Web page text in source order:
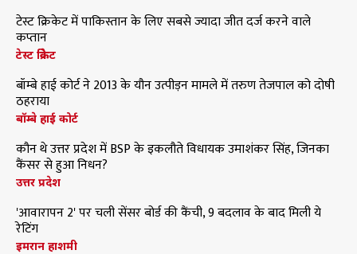
टेस्ट क्रिकेट में पाकिस्तान के लिए सबसे ज्यादा जीत दर्ज करने वाले
कप्तान
टेस्ट क्रिकेट
बॉम्बे हाई कोर्ट ने 2013 के यौन उत्पीड़न मामले में तरुण तेजपाल को दोषी
ठहराया
बॉम्बे हाई कोर्ट
कौन थे उत्तर प्रदेश में BSP के इकलौते विधायक उमाशंकर सिंह, जिनका
कैंसर से हुआ निधन?
उत्तर प्रदेश
'आवारापन 2' पर चली सेंसर बोर्ड की कैंची, 9 बदलाव के बाद मिली ये
रेटिंग
इमरान हाशमी